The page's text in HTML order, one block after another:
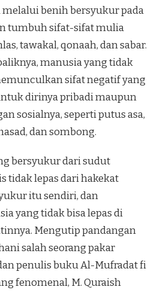
melalui benih bersyukur pada
tumbuh sifat-sifat mulia
tawakal, qonaah, dan sabar.
manusia yang tidak
sifat negatif yang
dirinya pribadi maupun
sosialnya, seperti putus asa,
dan sombong.
bersyukur dari sudut
tidak lepas dari hakekat
itu sendiri, dan
yang tidak bisa lepas di
Mengutip pandangan
salah seorang pakar
penulis buku Al-Mufradat fi
fenomenal, M. Quraish